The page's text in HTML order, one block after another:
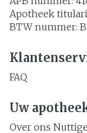
Apotheek
BTW nummer:
FAQ
Uw
Over ons